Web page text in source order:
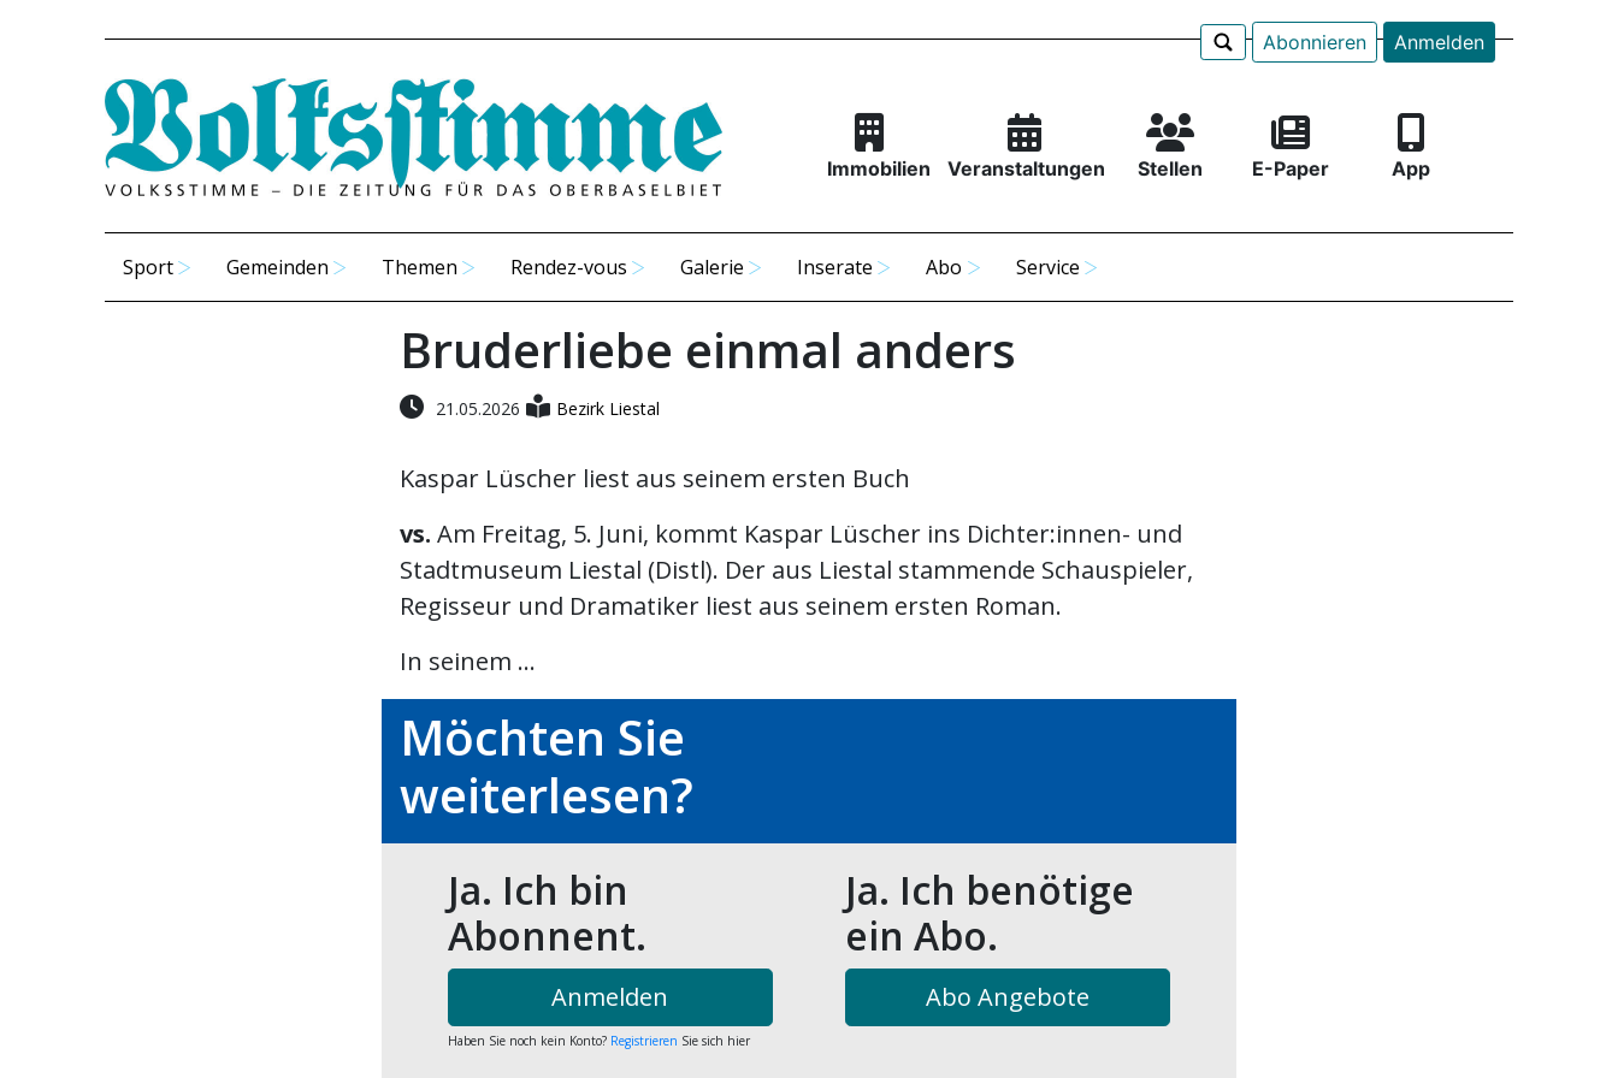
Abonnieren Anmelden
Immobilien Veranstaltungen Stellen E-Paper App
Sport Gemeinden Themen Rendez-vous Galerie Inserate Abo Service
Bruderliebe einmal anders
21.05.2026 Bezirk Liestal
Kaspar Lüscher liest aus seinem ersten Buch
vs. Am Freitag, 5. Juni, kommt Kaspar Lüscher ins Dichter:innen- und
Stadtmuseum Liestal (Distl). Der aus Liestal stammende Schauspieler,
Regisseur und Dramatiker liest aus seinem ersten Roman.
In seinem ...
Möchten Sie
weiterlesen?
Ja. Ich bin
Abonnent.
Anmelden
Haben Sie noch kein Konto?Registrieren Sie sich hier
Ja. Ich benötige
ein Abo.
Abo Angebote